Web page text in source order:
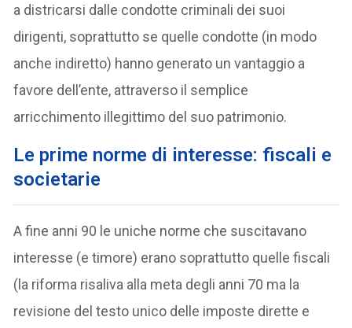
a districarsi dalle condotte criminali dei suoi
dirigenti, soprattutto se quelle condotte (in modo
anche indiretto) hanno generato un vantaggio a
favore dell’ente, attraverso il semplice
arricchimento illegittimo del suo patrimonio.
Le prime norme di interesse: fiscali e
societarie
A fine anni 90 le uniche norme che suscitavano
interesse (e timore) erano soprattutto quelle fiscali
(la riforma risaliva alla meta degli anni 70 ma la
revisione del testo unico delle imposte dirette e